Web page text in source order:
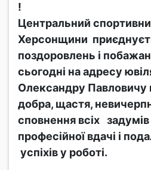
!
Центральний
Херсонщини
поздоровлень і
сьогодні на адресу
Олександру Павловичу
добра, щастя,
сповнення всіх задумів
професійної вдачі і
успіхів у роботі.